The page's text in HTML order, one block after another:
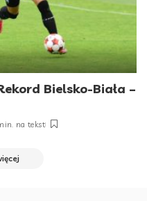
Bielsko-Biała –
na tekst